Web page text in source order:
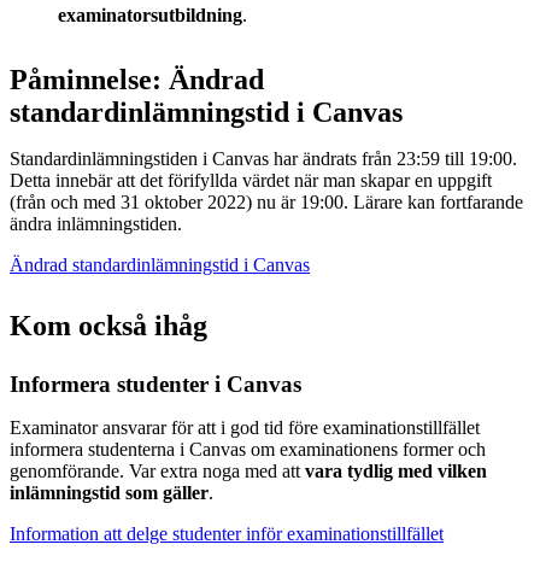
examinatorsutbildning.
Påminnelse: Ändrad
standardinlämningstid i Canvas
Standardinlämningstiden i Canvas har ändrats från 23:59 till 19:00.
Detta innebär att det förifyllda värdet när man skapar en uppgift
(från och med 31 oktober 2022) nu är 19:00. Lärare kan fortfarande
ändra inlämningstiden.
Ändrad standardinlämningstid i Canvas
Kom också ihåg
Informera studenter i Canvas
Examinator ansvarar för att i god tid före examinationstillfället
informera studenterna i Canvas om examinationens former och
genomförande. Var extra noga med att vara tydlig med vilken
inlämningstid som gäller.
Information att delge studenter inför examinationstillfället